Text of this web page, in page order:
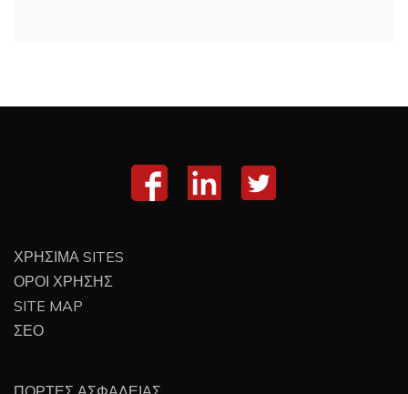
ΧΡΗΣΙΜΑ SITES
ΟΡΟΙ ΧΡΗΣΗΣ
SITE MAP
ΣΕΟ